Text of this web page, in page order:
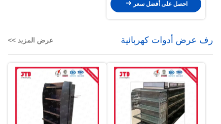
احصل على أفضل سعر
رف عرض أدوات كهربائية عرض المزيد >>